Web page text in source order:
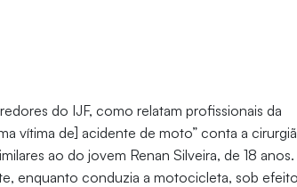
do IJF, como relatam profissionais da
vítima de] acidente de moto” conta a
ao do jovem Renan Silveira, de 18 anos.
enquanto conduzia a motocicleta, sob efeito